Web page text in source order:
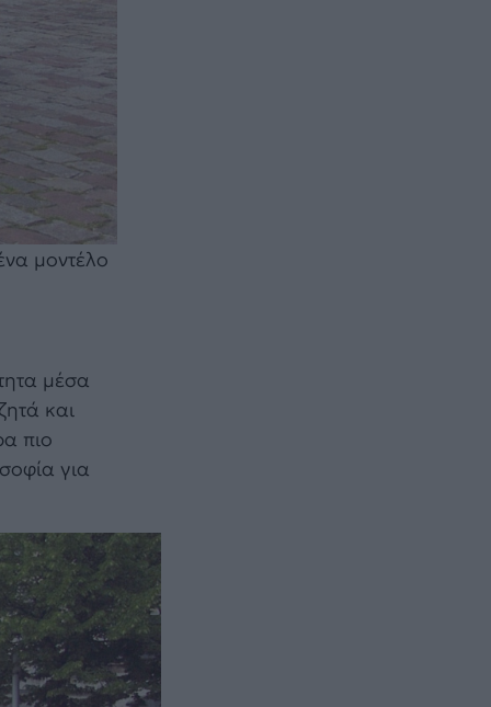
μοντέλο
μέσα
και
πιο
για